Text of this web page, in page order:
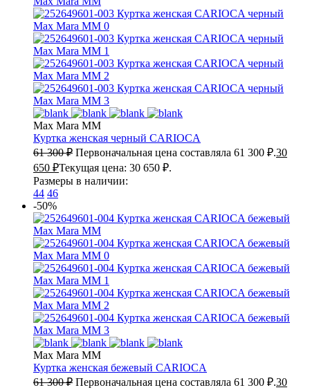
Max Mara MM
Куртка женская черный CARIOCA
61 300₽ Первоначальная цена составляла 61 300 ₽.30
650 ₽Текущая цена: 30 650 ₽.
Размеры в наличии:
44 46
-50%
Max Mara MM
Куртка женская бежевый CARIOCA
61 300₽ Первоначальная цена составляла 61 300 ₽.30